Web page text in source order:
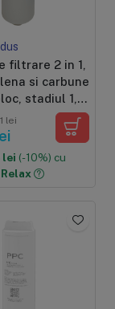
filtrare 2 in 1,
si carbune
stadiul 1,
pentru
lei
lei (-10%) cu